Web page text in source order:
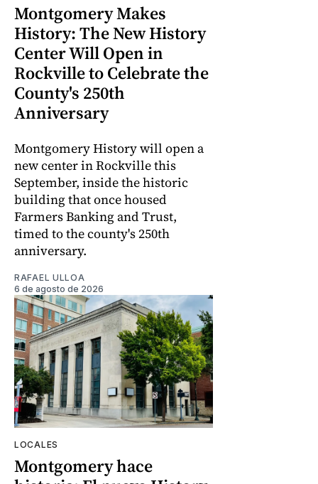
Montgomery Makes
History: The New History
Center Will Open in
Rockville to Celebrate the
County's 250th
Anniversary
Montgomery History will open a
new center in Rockville this
September, inside the historic
building that once housed
Farmers Banking and Trust,
timed to the county's 250th
anniversary.
RAFAEL ULLOA
6 de agosto de 2026
LOCALES
Montgomery hace